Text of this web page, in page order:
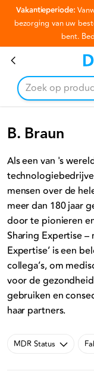
Ga naar hoofdinhoud
Vakantieperiode:
bezorging van uw
bent.
B. Braun
Als een van 's
mensen over de
meer dan 180 jaar
door te pionieren
Sharing Expertise –
Expertise’ is een
collega’s, om
voor de
gebruiken en
haar partners.
MDR Status